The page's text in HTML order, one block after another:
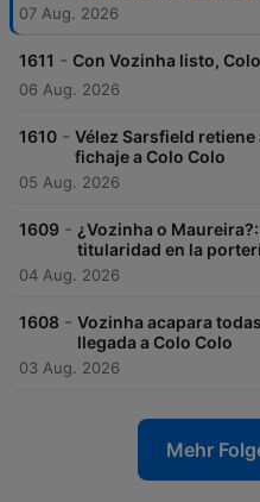
07 Aug. 2026
1611 - Con Vozinha listo,
06 Aug. 2026
1610 - Vélez Sarsfield retiene
fichaje a Colo Colo
05 Aug. 2026
1609 - ¿Vozinha o
titularidad en la
04 Aug. 2026
1608 - Vozinha acapara
llegada a Colo Colo
03 Aug. 2026
Mehr